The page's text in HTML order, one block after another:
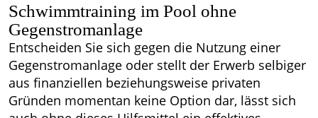
Schwimmtraining im Pool ohne
Gegenstromanlage
Entscheiden Sie sich gegen die Nutzung einer
Gegenstromanlage oder stellt der Erwerb selbiger
aus finanziellen beziehungsweise privaten
Gründen momentan keine Option dar, lässt sich